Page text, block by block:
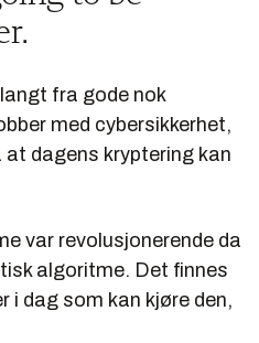
fra gode nok
med cybersikkerhet,
at dagens kryptering kan
var revolusjonerende da
algoritme. Det finnes
i dag som kan kjøre den,